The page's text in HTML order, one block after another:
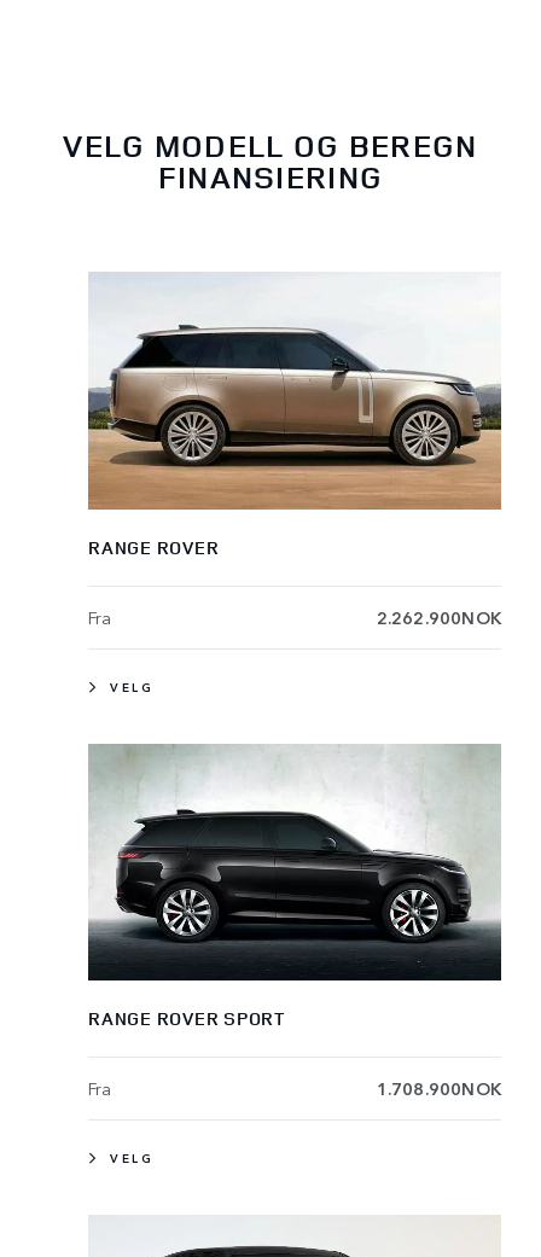
VELG MODELL OG BEREGN
FINANSIERING
RANGE ROVER
Fra 2.262.900NOK
VELG
RANGE ROVER SPORT
Fra 1.708.900NOK
VELG